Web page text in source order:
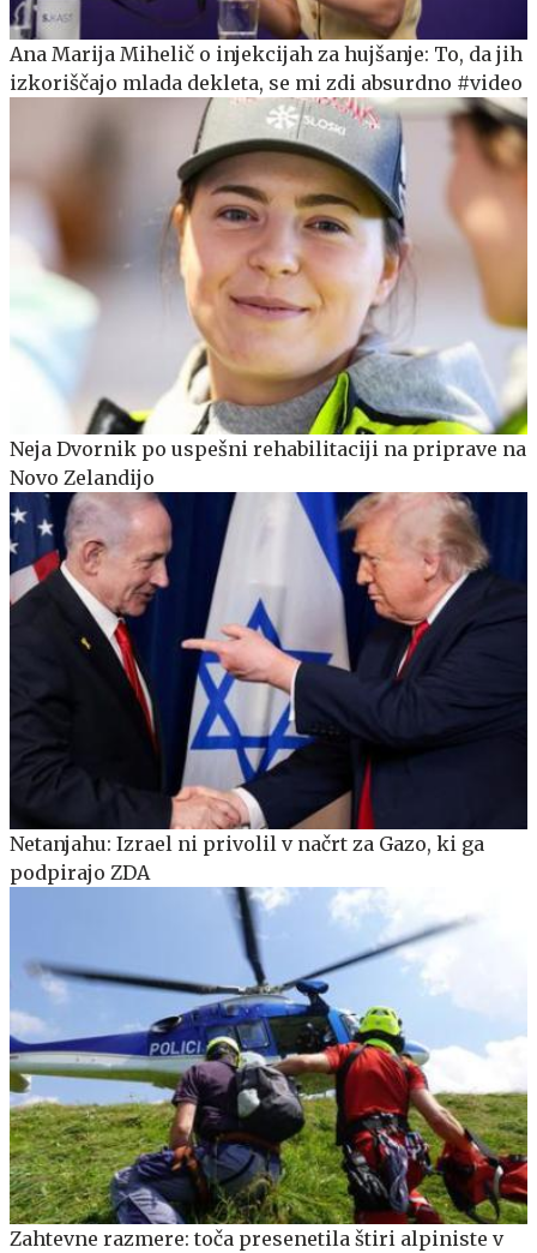
Ana Marija Mihelič o injekcijah za hujšanje: To, da jih
izkoriščajo mlada dekleta, se mi zdi absurdno #video
Neja Dvornik po uspešni rehabilitaciji na priprave na
Novo Zelandijo
Netanjahu: Izrael ni privolil v načrt za Gazo, ki ga
podpirajo ZDA
Zahtevne razmere: toča presenetila štiri alpiniste v